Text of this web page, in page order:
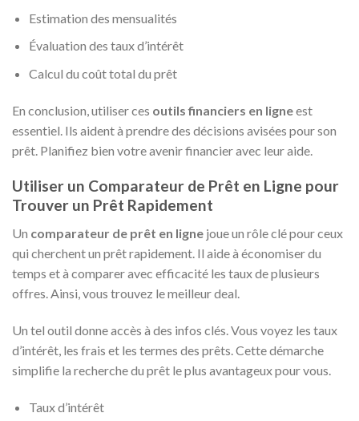
Estimation des mensualités
Évaluation des taux d’intérêt
Calcul du coût total du prêt
En conclusion, utiliser ces outils financiers en ligneest
essentiel. Ils aident à prendre des décisions avisées pour son
prêt. Planifiez bien votre avenir financier avec leur aide.
Utiliser un Comparateur de Prêt en Ligne pour
Trouver un Prêt Rapidement
Un comparateur de prêt en ligne joue un rôle clé pour ceux
qui cherchent un prêt rapidement. Il aide à économiser du
temps et à comparer avec efficacité les taux de plusieurs
offres. Ainsi, vous trouvez le meilleur deal.
Un tel outil donne accès à des infos clés. Vous voyez les taux
d’intérêt, les frais et les termes des prêts. Cette démarche
simplifie la recherche du prêt le plus avantageux pour vous.
Taux d’intérêt